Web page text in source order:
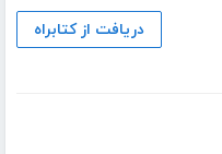
دریافت از کتابراه